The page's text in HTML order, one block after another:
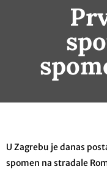
U Zagrebu je danas
spomen na stradale